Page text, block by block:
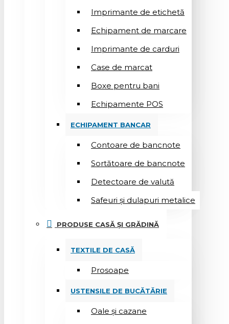
Imprimante de etichetă
Echipament de marcare
Imprimante de carduri
Case de marcat
Boxe pentru bani
Echipamente POS
ECHIPAMENT BANCAR
Contoare de bancnote
Sortătoare de bancnote
Detectoare de valută
Safeuri și dulapuri metalice
PRODUSE CASĂ ȘI GRĂDINĂ
TEXTILE DE CASĂ
Prosoape
USTENSILE DE BUCĂTĂRIE
Oale și cazane